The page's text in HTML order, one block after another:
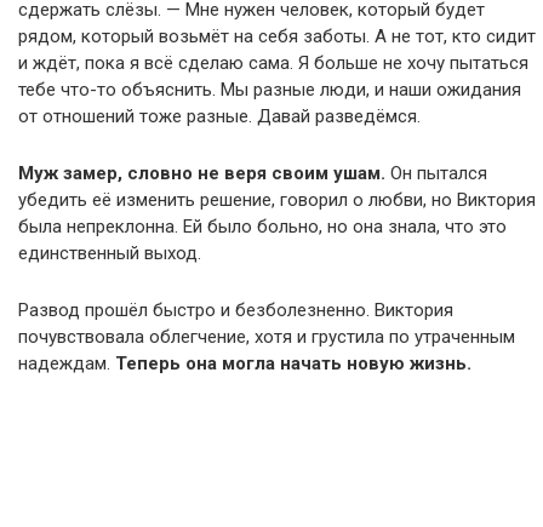
сдержать слёзы. — Мне нужен человек, который будет
рядом, который возьмёт на себя заботы. А не тот, кто сидит
и ждёт, пока я всё сделаю сама. Я больше не хочу пытаться
тебе что-то объяснить. Мы разные люди, и наши ожидания
от отношений тоже разные. Давай разведёмся.
Муж замер, словно не веря своим ушам. Он пытался
убедить её изменить решение, говорил о любви, но Виктория
была непреклонна. Ей было больно, но она знала, что это
единственный выход.
Развод прошёл быстро и безболезненно. Виктория
почувствовала облегчение, хотя и грустила по утраченным
надеждам. Теперь она могла начать новую жизнь.